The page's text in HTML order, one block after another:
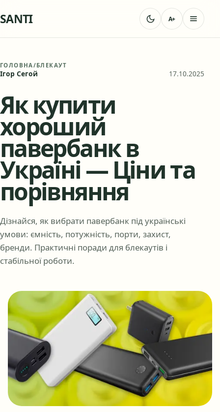
SANTI A+
ГОЛОВНА/БЛЕКАУТ
Ігор Сегой 17.10.2025
Як купити
хороший
павербанк в
Україні — Ціни та
порівняння
Дізнайся, як вибрати павербанк під українські
умови: ємність, потужність, порти, захист,
бренди. Практичні поради для блекаутів і
стабільної роботи.